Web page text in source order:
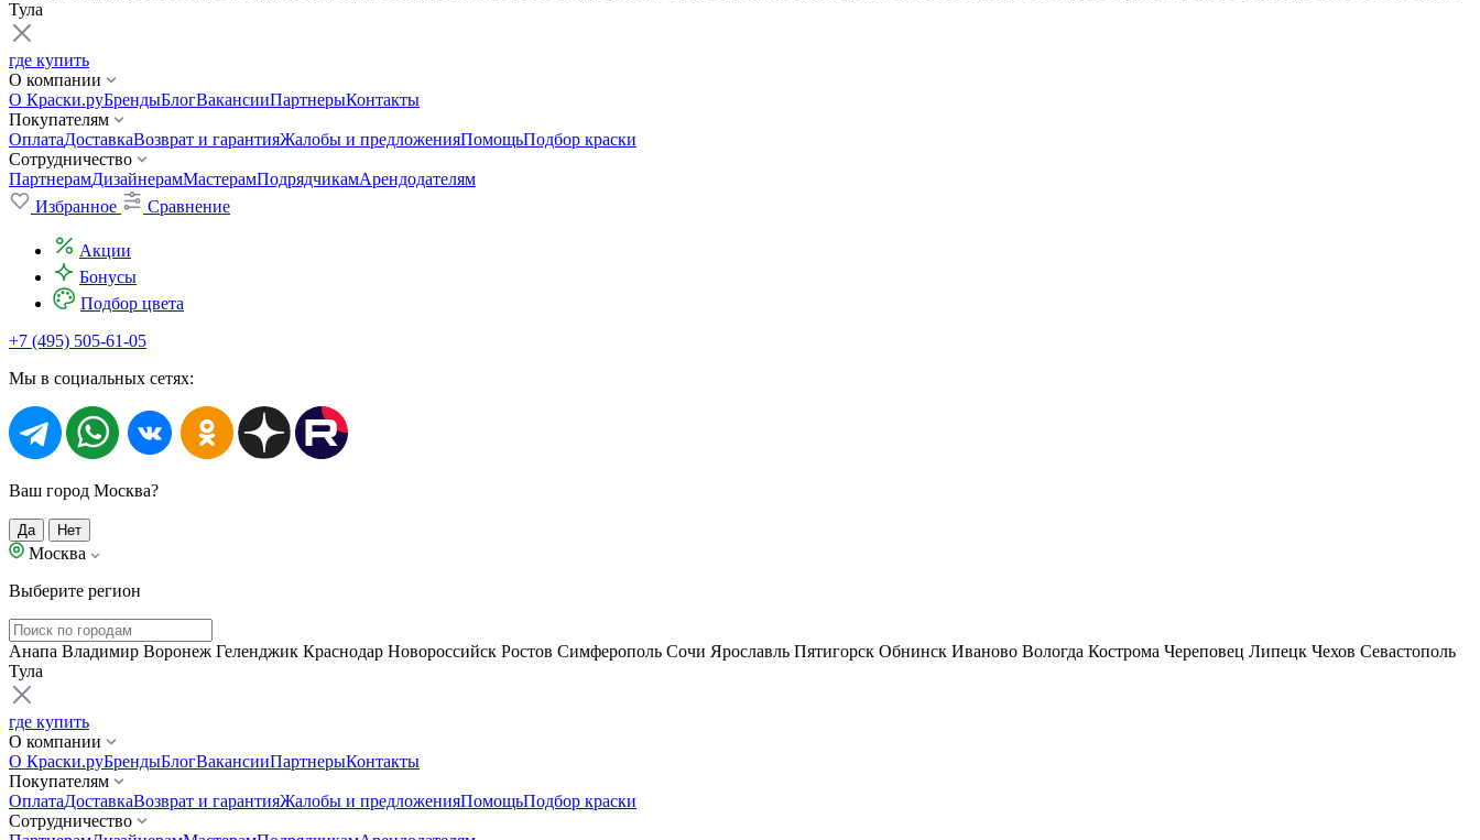
Тула
где купить
О компании
О Краски.руБрендыБлогВакансииПартнерыКонтакты
Покупателям
ОплатаДоставкаВозврат и гарантияЖалобы и предложенияПомощьПодбор краски
Сотрудничество
ПартнерамДизайнерамМастерамПодрядчикамАрендодателям
Избранное
Сравнение
Акции
Бонусы
Подбор цвета
+7 (495) 505-61-05
Мы в социальных сетях:
Ваш город Москва?
Да Нет
Москва
Выберите регион
Анапа Владимир Воронеж Геленджик Краснодар Новороссийск Ростов Симферополь Сочи Ярославль Пятигорск Обнинск Иваново Вологда Кострома Череповец Липецк Чехов Севастополь
Тула
где купить
О компании
О Краски.руБрендыБлогВакансииПартнерыКонтакты
Покупателям
ОплатаДоставкаВозврат и гарантияЖалобы и предложенияПомощьПодбор краски
Сотрудничество